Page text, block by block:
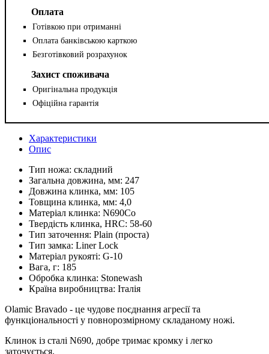
Оплата
Готівкою при отриманні
Оплата банківською карткою
Безготівковий розрахунок
Захист споживача
Оригінальна продукція
Офіційна гарантія
Характеристики
Опис
Тип ножа: складний
Загальна довжина, мм: 247
Довжина клинка, мм: 105
Товщина клинка, мм: 4,0
Матеріал клинка: N690Co
Твердість клинка, HRC: 58-60
Тип заточення: Plain (проста)
Тип замка: Liner Lock
Матеріал рукояті: G-10
Вага, г: 185
Обробка клинка: Stonewash
Країна виробництва: Італія
Olamic Bravado - це чудове поєднання агресії та
функціональності у повнорозмірному складаному ножі.
Клинок із сталі N690, добре тримає кромку і легко
заточується.